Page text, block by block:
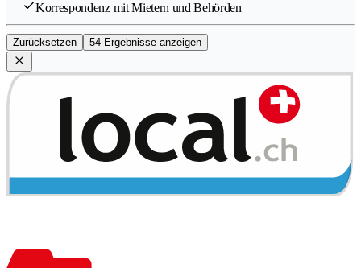
Korrespondenz mit Mietern und Behörden
Zurücksetzen 54 Ergebnisse anzeigen